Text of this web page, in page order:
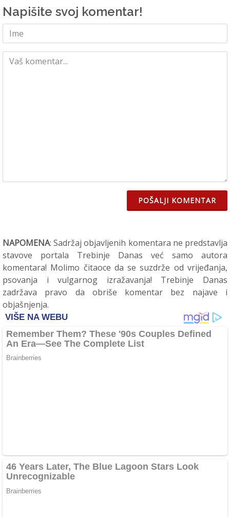
Napišite svoj komentar!
POŠALJI KOMENTAR
NAPOMENA: Sadržaj objavljenih komentara ne predstavlja
stavove portala Trebinje Danas već samo autora
komentara! Molimo čitaoce da se suzdrže od vrijeđanja,
psovanja i vulgarnog izražavanja! Trebinje Danas
zadržava pravo da obriše komentar bez najave i
objašnjenja.